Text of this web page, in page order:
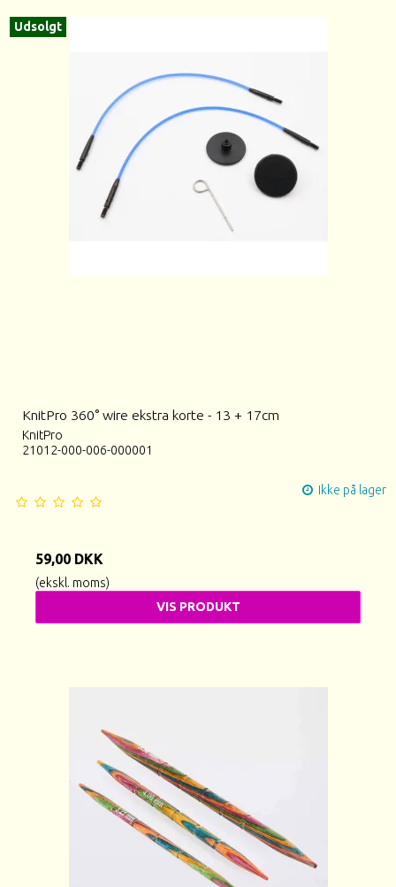
Udsolgt
KnitPro 360° wire ekstra korte - 13 + 17cm
KnitPro
21012-000-006-000001
Ikke på lager
59,00 DKK
(ekskl. moms)
VIS PRODUKT